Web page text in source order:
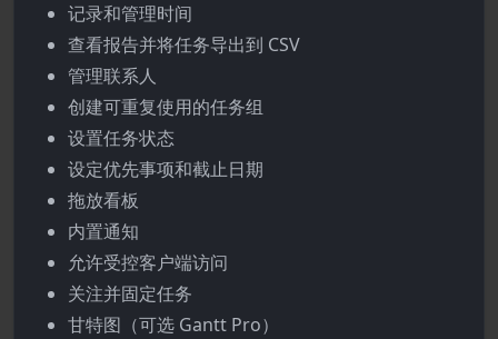
记录和管理时间
查看报告并将任务导出到 CSV
管理联系人
创建可重复使用的任务组
设置任务状态
设定优先事项和截止日期
拖放看板
内置通知
允许受控客户端访问
关注并固定任务
甘特图（可选 Gantt Pro）